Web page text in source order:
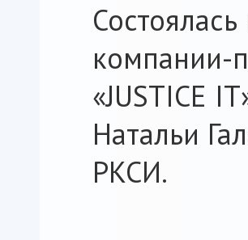
компании-
«JUSTICE
Натальи
РКСИ.